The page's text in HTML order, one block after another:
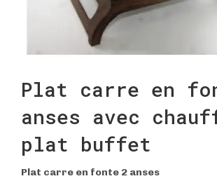
Plat carre en
anses avec
plat buffet
Plat carre en fonte 2 anses